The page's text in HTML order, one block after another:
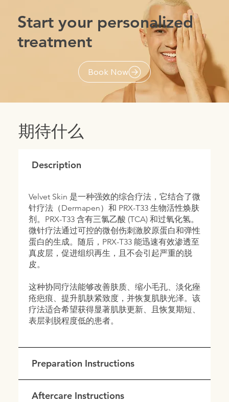
Start your personalized
treatment
Book Now
期待什么
Description
Velvet Skin 是一种强效的综合疗法，它结合了微
针疗法（Dermapen）和 PRX-T33 生物活性焕肤
剂。PRX-T33 含有三氯乙酸 (TCA) 和过氧化氢。
微针疗法通过可控的微创伤刺激胶原蛋白和弹性
蛋白的生成。随后，PRX-T33 能迅速有效渗透至
真皮层，促进组织再生，且不会引起严重的脱
皮。
这种协同疗法能够改善肤质、缩小毛孔、淡化痤
疮疤痕、提升肌肤紧致度，并恢复肌肤光泽。该
疗法适合希望获得显著肌肤更新、且恢复期短、
表层剥脱程度低的患者。
Preparation Instructions
Aftercare Instructions